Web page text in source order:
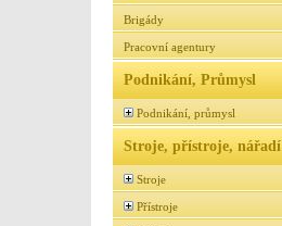
Brigády
Pracovní agentury
Podnikání, Průmysl
Podnikání, průmysl
Stroje, přístroje, nářadí
Stroje
Přístroje